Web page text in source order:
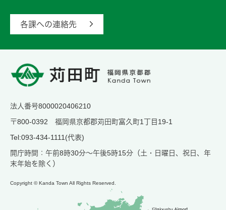
各課への連絡先
法人番号8000020406210
〒800-0392 福岡県京都郡苅田町富久町1丁目19-1
Tel:093-434-1111(代表)
開庁時間：午前8時30分～午後5時15分（土・日曜日、祝日、年
末年始を除く）
Copyright © Kanda Town All Rights Reserved.